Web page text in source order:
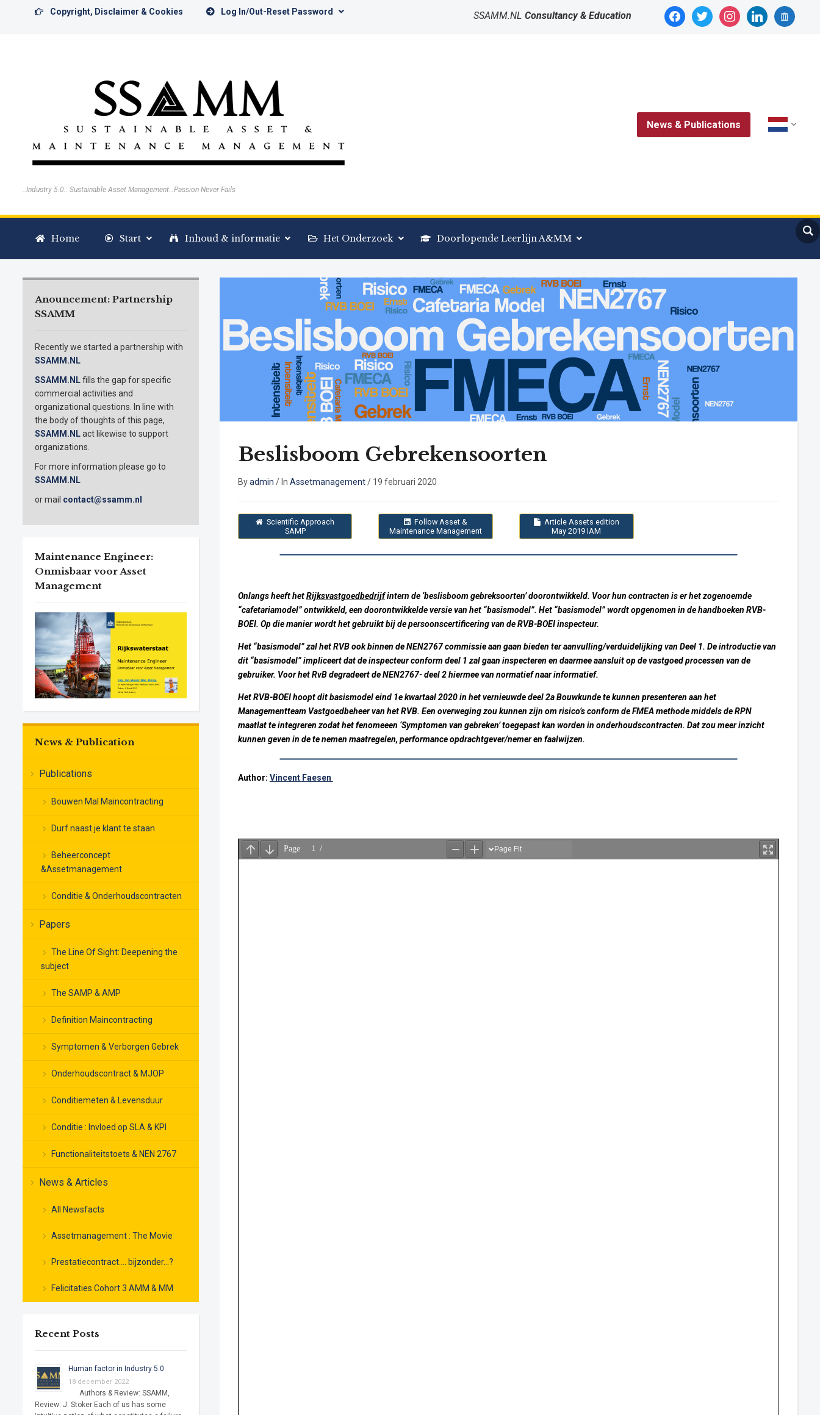
Copyright, Disclaimer & Cookies Log In/Out-Reset Password facebooktwitter instagramlinkedinarchive
SSAMM.NL Consultancy & Education
..Industry 5.0.. Sustainable Asset Management…Passion Never Fails
News & Publications
Home Start Inhoud & informatie Het Onderzoek Doorlopende Leerlijn A&MM
Anouncement: Partnership
SSAMM
Recently we started a partnership with
SSAMM.NL
SSAMM.NLfills the gap for specific
commercial activities and
organizational questions. In line with
the body of thoughts of this page,
SSAMM.NLact likewise to support
organizations.
For more information please go to
SSAMM.NL
or mail contact@ssamm.nl
Maintenance Engineer:
Onmisbaar voor Asset
Management
News & Publication
Publications
Bouwen Mal Maincontracting
Durf naast je klant te staan
Beheerconcept
&Assetmanagement
Conditie & Onderhoudscontracten
Papers
The Line Of Sight: Deepening the
subject
The SAMP & AMP
Definition Maincontracting
Symptomen & Verborgen Gebrek
Onderhoudscontract & MJOP
Conditiemeten & Levensduur
Conditie : Invloed op SLA & KPI
Functionaliteitstoets & NEN 2767
News & Articles
All Newsfacts
Assetmanagement : The Movie
Prestatiecontract…. bijzonder…?
Felicitaties Cohort 3 AMM & MM
Recent Posts
Human factor in Industry 5.0
18 december 2022
Authors & Review: SSAMM,
Review: J. Stoker Each of us has some
Beslisboom Gebrekensoorten
Byadmin / In Assetmanagement/ 19 februari 2020
Scientific Approach
SAMP
Follow Asset &
Maintenance Management
Article Assets edition
May 2019 IAM
Onlangs heeft hetRijksvastgoedbedrijfintern de ‘beslisboom gebreksoorten’ doorontwikkeld. Voor hun contracten is er het zogenoemde
“cafetariamodel” ontwikkeld, een doorontwikkelde versie van het “basismodel”. Het “basismodel” wordt opgenomen in de handboeken RVB-
BOEI. Op die manier wordt het gebruikt bij de persoonscertificering van de RVB-BOEI inspecteur.
Het “basismodel” zal het RVB ook binnen de NEN2767 commissie aan gaan bieden ter aanvulling/verduidelijking van Deel 1. De introductie van
dit “basismodel” impliceert dat de inspecteur conform deel 1 zal gaan inspecteren en daarmee aansluit op de vastgoed processen van de
gebruiker. Voor het RvB degradeert de NEN2767- deel 2 hiermee van normatief naar informatief.
Het RVB-BOEI hoopt dit basismodel eind 1e kwartaal 2020 in het vernieuwde deel 2a Bouwkunde te kunnen presenteren aan het
Managementteam Vastgoedbeheer van het RVB. Een overweging zou kunnen zijn om risico’s conform de FMEA methode middels de RPN
maatlat te integreren zodat het fenomeeen ‘Symptomen van gebreken’ toegepast kan worden in onderhoudscontracten. Dat zou meer inzicht
kunnen geven in de te nemen maatregelen, performance opdrachtgever/nemer en faalwijzen.
Author: Vincent Faesen